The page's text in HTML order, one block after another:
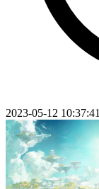
2023-05-12 10:37:41